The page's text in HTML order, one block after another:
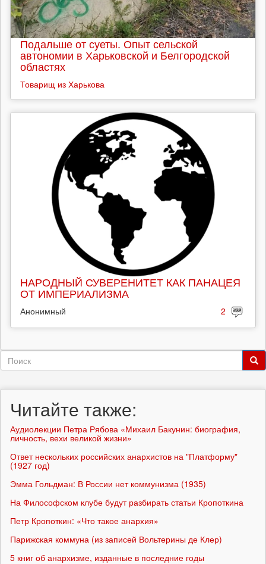
Подальше от суеты. Опыт сельской
автономии в Харьковской и Белгородской
областях
Товарищ из Харькова
НАРОДНЫЙ СУВЕРЕНИТЕТ КАК ПАНАЦЕЯ
ОТ ИМПЕРИАЛИЗМА
Анонимный 2
Форма
Читайте также:
Аудиолекции Петра Рябова «Михаил Бакунин: биография,
личность, вехи великой жизни»
Ответ нескольких российских анархистов на "Платформу"
(1927 год)
Эмма Гольдман: В России нет коммунизма (1935)
На Философском клубе будут разбирать статьи Кропоткина
Петр Кропоткин: «Что такое анархия»
Парижская коммуна (из записей Вольтерины де Клер)
5 книг об анархизме, изданные в последние годы